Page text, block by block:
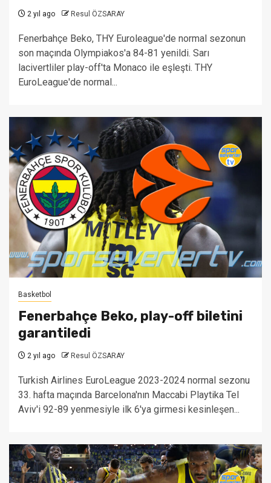
2 yıl ago Resul ÖZSARAY
Fenerbahçe Beko, THY Euroleague'de normal sezonun
son maçında Olympiakos'a 84-81 yenildi. Sarı
lacivertliler play-off'ta Monaco ile eşleşti. THY
EuroLeague'de normal...
Basketbol
Fenerbahçe Beko, play-off biletini
garantiledi
2 yıl ago Resul ÖZSARAY
Turkish Airlines EuroLeague 2023-2024 normal sezonu
33. hafta maçında Barcelona'nın Maccabi Playtika Tel
Aviv'i 92-89 yenmesiyle ilk 6'ya girmesi kesinleşen...